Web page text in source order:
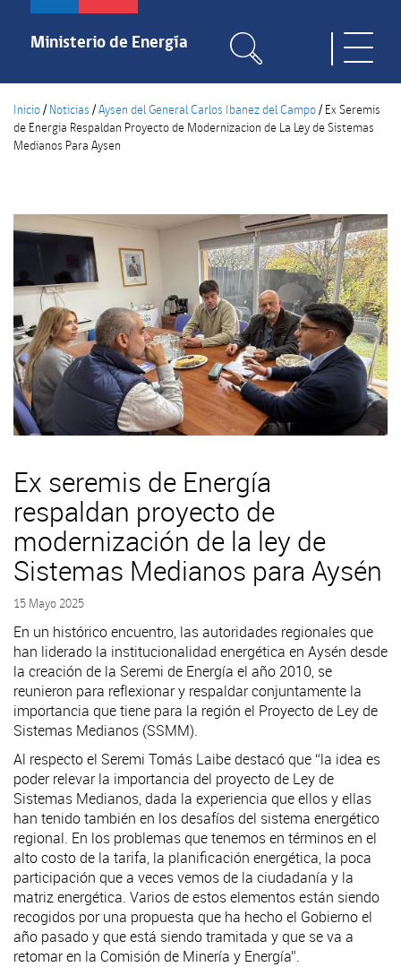
Pasar
contenido
Ministerio de Energía
Inicio/ Noticias /Aysen del General Carlos Ibanez del Campo/ Ex Seremis
de Energia Respaldan Proyecto de Modernizacion de La Ley de Sistemas
Medianos Para Aysen
Ex seremis de Energía
respaldan proyecto de
modernización de la ley de
Sistemas Medianos para Aysén
15 Mayo 2025
En un histórico encuentro, las autoridades regionales que
han liderado la institucionalidad energética en Aysén desde
la creación de la Seremi de Energía el año 2010, se
reunieron para reflexionar y respaldar conjuntamente la
importancia que tiene para la región el Proyecto de Ley de
Sistemas Medianos (SSMM).
Al respecto el Seremi Tomás Laibe destacó que “la idea es
poder relevar la importancia del proyecto de Ley de
Sistemas Medianos, dada la experiencia que ellos y ellas
han tenido también en los desafíos del sistema energético
regional. En los problemas que tenemos en términos en el
alto costo de la tarifa, la planificación energética, la poca
participación que a veces vemos de la ciudadanía y la
matriz energética. Varios de estos elementos están siendo
recogidos por una propuesta que ha hecho el Gobierno el
año pasado y que está siendo tramitada y que se va a
retomar en la Comisión de Minería y Energía”.